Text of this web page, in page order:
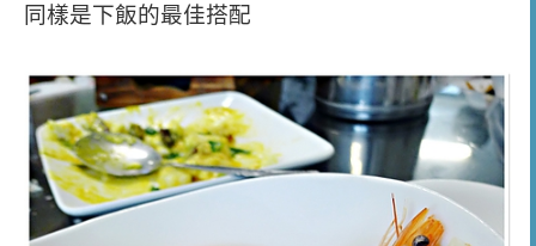
同樣是下飯的最佳搭配